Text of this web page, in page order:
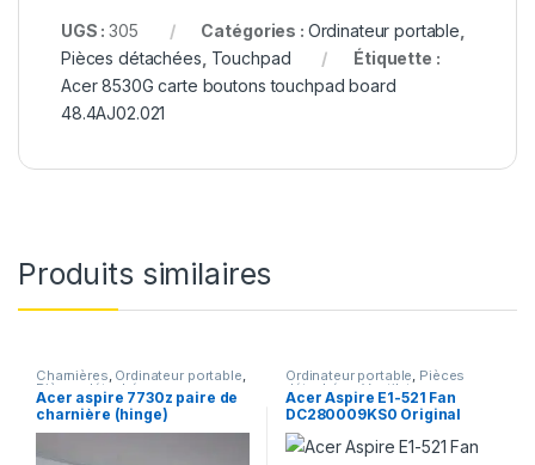
UGS :305 Catégories : Ordinateur portable
Pièces détachées Touchpad
Étiquette :
Acer 8530G carte boutons touchpad board
48.4AJ02.021
Produits similaires
Charnières, Ordinateur portable,
Pièces détachées
Acer aspire 7730z paire de
charnière (hinge)
Ordinateur portable, Pièces
détachées,Ventilateur
Acer Aspire E1-521 Fan
DC280009KS0 Original